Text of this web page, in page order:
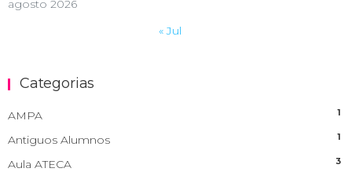
agosto 2026
« Jul
Categorias
AMPA 1
Antiguos Alumnos 1
Aula ATECA 3